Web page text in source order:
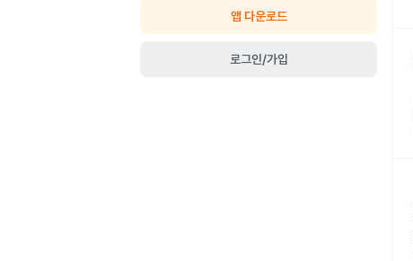
앱 다운로드
로그인/가입